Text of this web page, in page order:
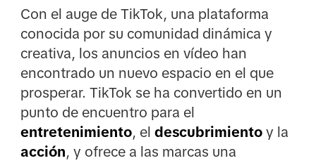
Con el auge de TikTok, una plataforma
conocida por su comunidad dinámica y
creativa, los anuncios en vídeo han
encontrado un nuevo espacio en el que
prosperar. TikTok se ha convertido en un
punto de encuentro para el
entretenimiento, el descubrimientoy la
acción, y ofrece a las marcas una